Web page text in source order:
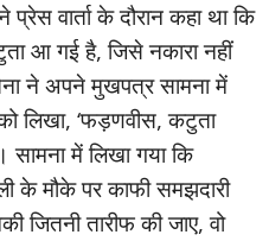
प्रेस वार्ता के दौरान कहा था कि
आ गई है, जिसे नकारा नहीं
ने अपने मुखपत्र सामना में
लिखा, ‘फड़णवीस, कटुता
में लिखा गया कि
के मौके पर काफी समझदारी
जितनी तारीफ की जाए, वो